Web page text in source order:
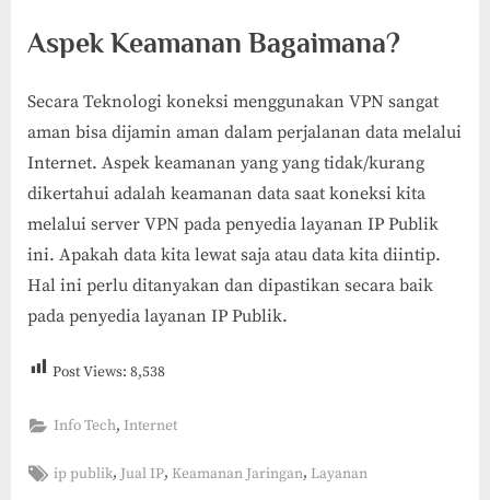
Aspek Keamanan Bagaimana?
Secara Teknologi koneksi menggunakan VPN sangat
aman bisa dijamin aman dalam perjalanan data melalui
Internet. Aspek keamanan yang yang tidak/kurang
dikertahui adalah keamanan data saat koneksi kita
melalui server VPN pada penyedia layanan IP Publik
ini. Apakah data kita lewat saja atau data kita diintip.
Hal ini perlu ditanyakan dan dipastikan secara baik
pada penyedia layanan IP Publik.
Post Views: 8,538
Info Tech,Internet
Tags:
ip publik, Jual IP,Keamanan Jaringan,Layanan